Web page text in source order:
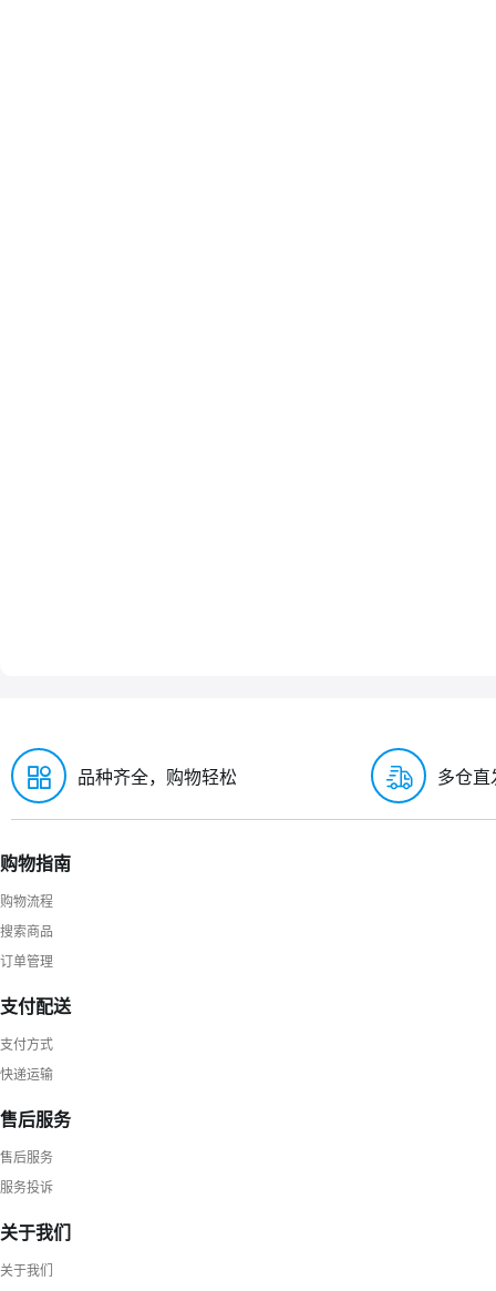
品种齐全，购物轻松 多仓直
购物指南
购物流程
搜索商品
订单管理
支付配送
支付方式
快递运输
售后服务
售后服务
服务投诉
关于我们
关于我们